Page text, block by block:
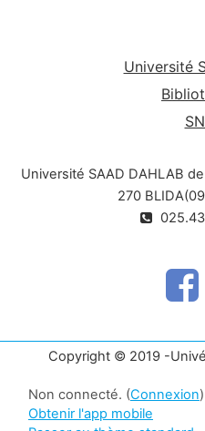
Université
Université SAAD DAHLAB
270
Copyright © 2019 -
Non connecté. (Connexion)
Obtenir l'app mobile